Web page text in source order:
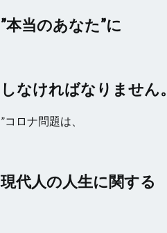
”本当のあなた”に
しなければなりません。
”コロナ問題は、
現代人の人生に関する